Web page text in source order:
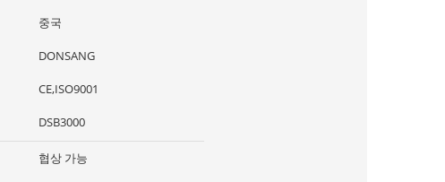
중국
DONSANG
CE,ISO9001
DSB3000
협상 가능